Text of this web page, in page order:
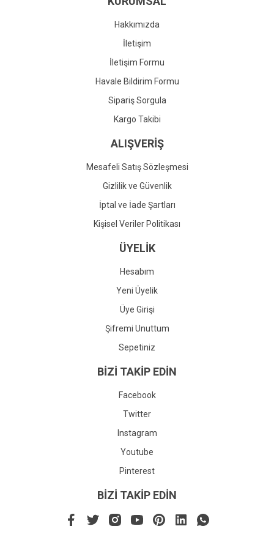
Gönder
Hakkımızda
İletişim
İletişim Formu
Havale Bildirim Formu
Sipariş Sorgula
Kargo Takibi
ALIŞVERİŞ
Mesafeli Satış Sözleşmesi
Gizlilik ve Güvenlik
İptal ve İade Şartları
Kişisel Veriler Politikası
ÜYELİK
Hesabım
Yeni Üyelik
Üye Girişi
Şifremi Unuttum
Sepetiniz
BİZİ TAKİP EDİN
Facebook
Twitter
Instagram
Youtube
Pinterest
BİZİ TAKİP EDİN